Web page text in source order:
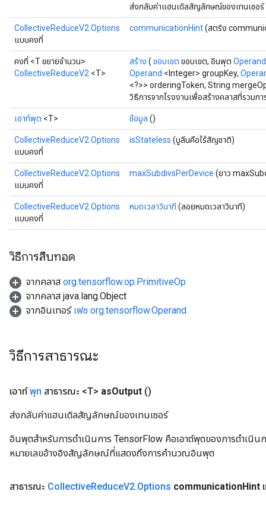
ส่งกลับค่าแฮนเดิลสัญลักษณ์ของเทนเซอร์
CollectiveReduceV2.Options
แบบคงที่
communicationHint(สตริง
คงที่ <T ขยายจำนวน>
CollectiveReduceV2 <T>
สร้าง ( ขอบเขต ขอบเขต, อินพุต Operand
Operand <Integer> groupKey,
<?>> orderingToken, String
วิธีการจากโรงงานเพื่อสร้างคลาสที่รวมก
เอาท์พุต <T> ข้อมูล ()
CollectiveReduceV2.Options
แบบคงที่
isStateless (บูลีนคือไร้สัญชาติ)
CollectiveReduceV2.Options
แบบคงที่
maxSubdivsPerDevice (ยาว
CollectiveReduceV2.Options
แบบคงที่
หมดเวลาวินาที (ลอยหมดเวลาวินาที)
วิธีการสืบทอด
จากคลาส org.tensorflow.op.PrimitiveOp
จากคลาส java.lang.Object
จากอินเทอร์ เฟซ org.tensorflow.Operand
วิธีการสาธารณะ
เอาท์พุท สาธารณะ <T> asOutput ()
ส่งกลับค่าแฮนเดิลสัญลักษณ์ของเทนเซอร์
อินพุตสำหรับการดำเนินการ TensorFlow คือเอาต์พุตของการดำเนิน
หมายเลขอ้างอิงสัญลักษณ์ที่แสดงถึงการคำนวณอินพุต
สาธารณะ CollectiveReduceV2.Options communicationHint